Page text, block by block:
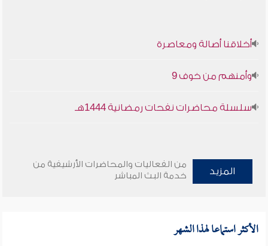
أخلاقنا أصالة ومعاصرة
وأمنهم من خوف 9
سلسلة محاضرات نفحات رمضانية 1444هـ
المزيد
من الفعاليات والمحاضرات الأرشيفية من
خدمة البث المباشر
الأكثر استماعا لهذا الشهر